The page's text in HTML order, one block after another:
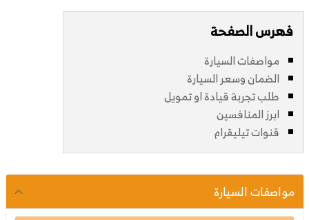
فهرس الصفحة
مواصفات السيارة
الضمان وسعر السيارة
طلب تجربة قيادة او تمويل
ابرز المنافسين
قنوات تيليقرام
مواصفات السيارة